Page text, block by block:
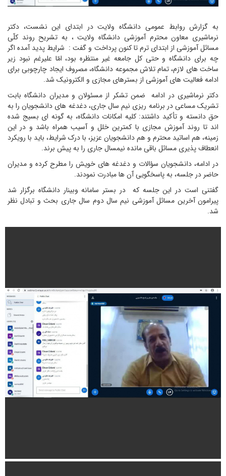
به گزارش روابط عمومی دانشگاه ولایت در ابتدای این نشست، دکتر
نرماشیری معاون محترم آموزشی دانشگاه ولایت ، به تشریح روند کلّی
مسائل آموزشی از ابتدای ترم تا کنون پرداخت و گفت : شرایط پدید آمده اگر
چه برای دانشگاه و حتی کل جامعه غیر منتظره بود، امّا علیرغم نبود زیر
ساخت‌ های لازم، تمام تلاش مجموعه دانشگاه، مصروف ایجاد چارچوبی برای
ادامه فعالیت های آموزشی از بسترهای مجازی و الکترونیک شد.
دکتر نرماشیری در ادامه ضمن تشکر از مسئولان و مدیران دانشگاه بابت
تشریک مساعی در برنامه ریزی نیم سال جاری، دغدغه های دانشجویان را به
حق دانسته و تأکید داشتند: کلیه امکانات دانشگاه، به گونه ای بسیج شده
اند تا روند آموزش مجازی با کمترین خلل و آسیب همراه باشد و در این
زمینه، هم اساتید محترم و هم دانشجویان عزیز، با درک شرایط، باید با رویکرد
انعطاف پذیری مسائل باقی مانده نیمسال جاری را به پیش برند.
در ادامه، دانشجویان سؤالات و دغدغه های خویش را مطرح کرده و مدیران
حاضر در جلسه، به پاسخگویی آن ها مبادرت نمودند.
گفتنی است در این جلسه که در بستر سامانه وبینار دانشگاه برگزار شد
پیرامون آخرین مسائل آموزشی نیم سال دوم سال جاری بحث و تبادل نظر
شد.